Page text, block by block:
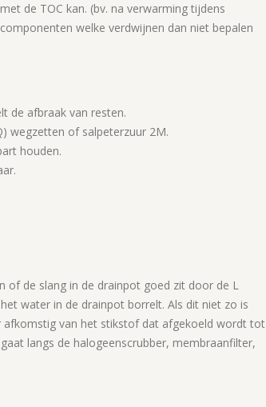
de TOC kan. (bv. na verwarming tijdens
welke verdwijnen dan niet bepalen
de afbraak van resten.
wegzetten of salpeterzuur 2M.
houden.
of de slang in de drainpot goed zit door de L
water in de drainpot borrelt. Als dit niet zo is
afkomstig van het stikstof dat afgekoeld wordt tot
langs de halogeenscrubber, membraanfilter,